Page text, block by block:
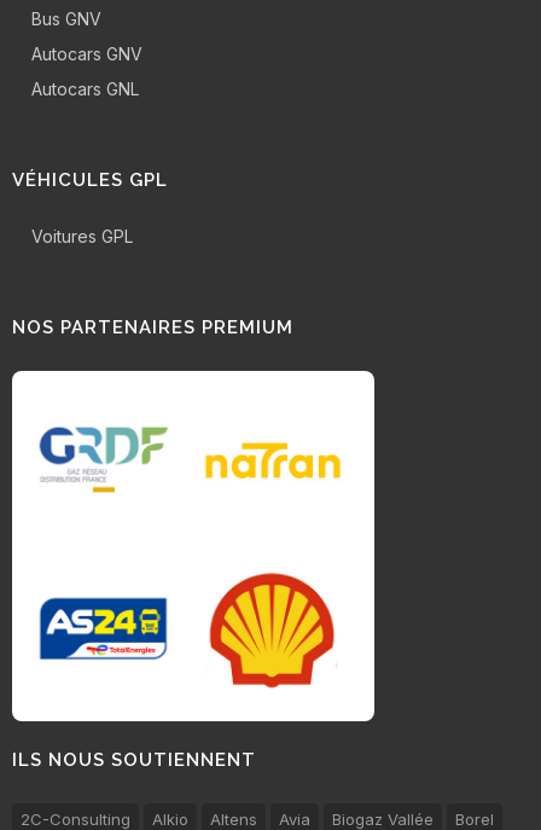
Bus GNV
Autocars GNV
Autocars GNL
VÉHICULES GPL
Voitures GPL
NOS PARTENAIRES PREMIUM
ILS NOUS SOUTIENNENT
2C-Consulting Alkio Altens Avia Biogaz Vallée
Borel